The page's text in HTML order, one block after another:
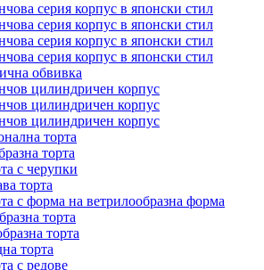
серия корпус в японски стил
серия корпус в японски стил
серия корпус в японски стил
серия корпус в японски стил
обвивка
цилиндричен корпус
цилиндричен корпус
цилиндричен корпус
торта
торта
с черупки
торта
с форма на ветрилообразна форма
торта
торта
торта
с редове